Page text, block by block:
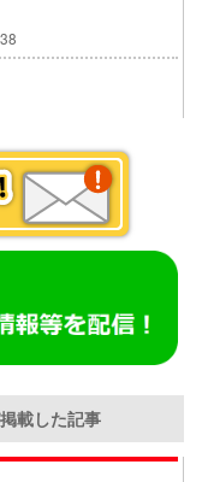
載した記事